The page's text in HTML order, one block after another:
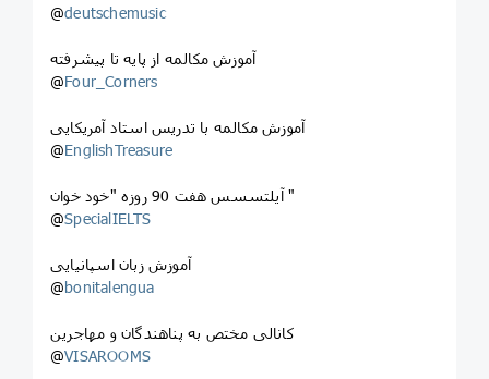
@deutschemusic
آموزش مکالمه از پایه تا پیشرفته
@Four_Corners
آموزش مکالمه با تدریس استاد آمریکایی
@EnglishTreasure
آیلتسسس هفت 90 روزه "خود خوان "
@SpecialIELTS
آموزش زبان اسپانیایی
@bonitalengua
کانالی مختص به پناهندگان و مهاجرین
@VISAROOMS